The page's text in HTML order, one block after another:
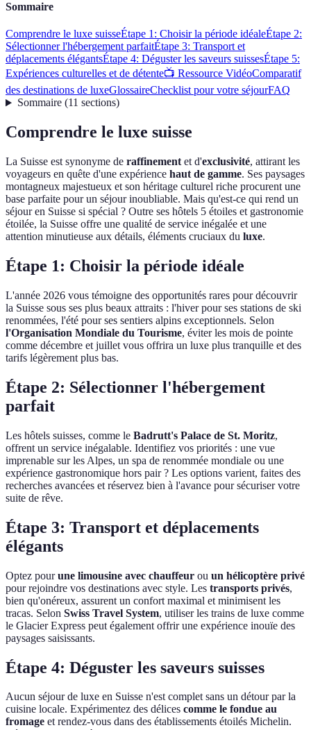
Sommaire
Comprendre le luxe suisseÉtape 1: Choisir la période idéaleÉtape 2:
Sélectionner l'hébergement parfaitÉtape 3: Transport et
déplacements élégantsÉtape 4: Déguster les saveurs suissesÉtape 5:
Expériences culturelles et de détente📺 Ressource VidéoComparatif
des destinations de luxeGlossaireChecklist pour votre séjourFAQ
Sommaire(11 sections)
Comprendre le luxe suisse
La Suisse est synonyme de raffinement et d'exclusivité, attirant les
voyageurs en quête d'une expérience haut de gamme. Ses paysages
montagneux majestueux et son héritage culturel riche procurent une
base parfaite pour un séjour inoubliable. Mais qu'est-ce qui rend un
séjour en Suisse si spécial ? Outre ses hôtels 5 étoiles et gastronomie
étoilée, la Suisse offre une qualité de service inégalée et une
attention minutieuse aux détails, éléments cruciaux du luxe.
Étape 1: Choisir la période idéale
L'année 2026 vous témoigne des opportunités rares pour découvrir
la Suisse sous ses plus beaux attraits : l'hiver pour ses stations de ski
renommées, l'été pour ses sentiers alpins exceptionnels. Selon
l'Organisation Mondiale du Tourisme, éviter les mois de pointe
comme décembre et juillet vous offrira un luxe plus tranquille et des
tarifs légèrement plus bas.
Étape 2: Sélectionner l'hébergement
parfait
Les hôtels suisses, comme le Badrutt's Palace de St. Moritz,
offrent un service inégalable. Identifiez vos priorités : une vue
imprenable sur les Alpes, un spa de renommée mondiale ou une
expérience gastronomique hors pair ? Les options varient, faites des
recherches avancées et réservez bien à l'avance pour sécuriser votre
suite de rêve.
Étape 3: Transport et déplacements
élégants
Optez pourune limousine avec chauffeur ou un hélicoptère privé
pour rejoindre vos destinations avec style. Les transports privés,
bien qu'onéreux, assurent un confort maximal et minimisent les
tracas. Selon Swiss Travel System, utiliser les trains de luxe comme
le Glacier Express peut également offrir une expérience inouïe des
paysages saisissants.
Étape 4: Déguster les saveurs suisses
Aucun séjour de luxe en Suisse n'est complet sans un détour par la
cuisine locale. Expérimentez des délices comme le fondue au
fromage et rendez-vous dans des établissements étoilés Michelin.